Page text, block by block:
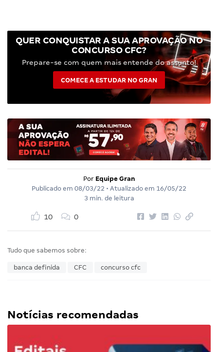
QUER CONQUISTAR A SUA APROVAÇÃO NO
CONCURSO CFC?
Prepare-se com quem mais entende do assunto!
COMECE A ESTUDAR NO GRAN
Por Equipe Gran
Publicado em 08/03/22 • Atualizado em 16/05/22
3 min. de leitura
10 0
Tudo que sabemos sobre:
banca definida CFC concurso cfc
Notícias recomendadas